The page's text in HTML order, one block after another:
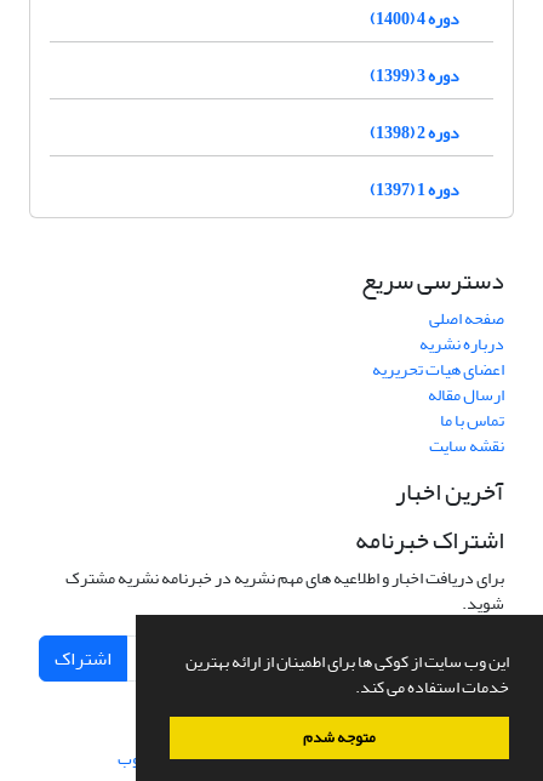
این وب سایت از کوکی ها برای اطمینان از ارائه بهترین
خدمات استفاده می کند.
متوجه شدم
دوره 4 (1400)
دوره 3 (1399)
دوره 2 (1398)
دوره 1 (1397)
دسترسی سریع
صفحه اصلی
درباره نشریه
اعضای هیات تحریریه
ارسال مقاله
تماس با ما
نقشه سایت
آخرین اخبار
اشتراک خبرنامه
برای دریافت اخبار و اطلاعیه های مهم نشریه در خبرنامه نشریه مشترک
شوید.
اشتراک
سامانه مدیریت نشریات علمی.طراحی و پیاده سازی از سیناوب